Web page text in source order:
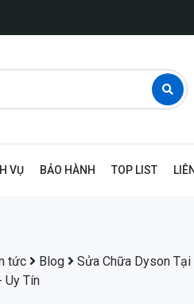
VỤ BẢO HÀNH TOP LIST
tức Blog
Sửa Chữa Dyson
Uy Tín